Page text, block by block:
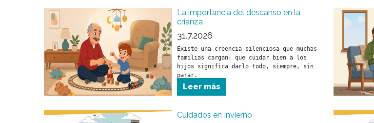
La importancia del descanso en la
crianza
31.7.2026
Existe una creencia silenciosa que muchas
familias cargan: que cuidar bien a los
hijos significa darlo todo, siempre, sin
parar.
Leer más
Cuidados en Invierno